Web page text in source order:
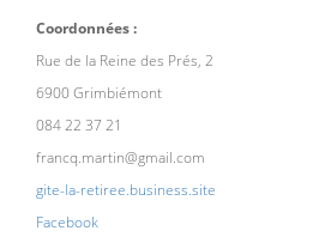
Coordonnées :
Rue de la Reine des Prés, 2
6900 Grimbiémont
084 22 37 21
francq.martin@gmail.com
gite-la-retiree.business.site
Facebook